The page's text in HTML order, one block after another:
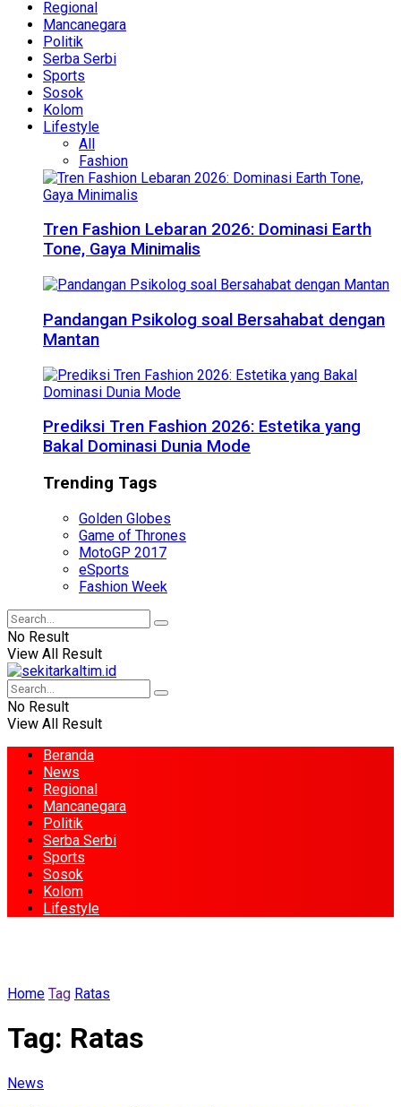
Regional
Mancanegara
Politik
Serba Serbi
Sports
Sosok
Kolom
Lifestyle
All
Fashion
Tren Fashion Lebaran 2026: Dominasi Earth
Tone, Gaya Minimalis
Pandangan Psikolog soal Bersahabat dengan
Mantan
Prediksi Tren Fashion 2026: Estetika yang
Bakal Dominasi Dunia Mode
Trending Tags
Golden Globes
Game of Thrones
MotoGP 2017
eSports
Fashion Week
No Result
View All Result
No Result
View All Result
Beranda
News
Regional
Mancanegara
Politik
Serba Serbi
Sports
Sosok
Kolom
Lifestyle
Home Tag Ratas
Tag: Ratas
News